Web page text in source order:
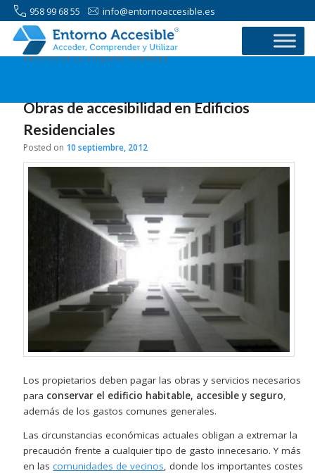
958 99 68 55 info@entornoaccesible.es
ARCHIVO DE LA ETIQUETA:PORTALES
Obras de accesibilidad en Edificios
Residenciales
Posted on 10 septiembre, 2012
Los propietarios deben pagar las obras y servicios necesarios
para conservar el edificio habitable, accesible y seguro
además de los gastos comunes generales.
Las circunstancias económicas actuales obligan a extremar la
precaución frente a cualquier tipo de gasto innecesario. Y más
en lascomunidades de vecinos, donde los importantes costes